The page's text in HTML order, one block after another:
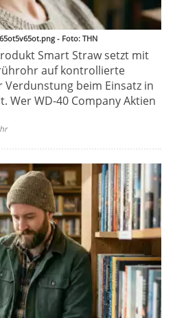
- Foto: THN
Smart Straw setzt mit
auf kontrollierte
beim Einsatz in
Wer WD-40 Company Aktien